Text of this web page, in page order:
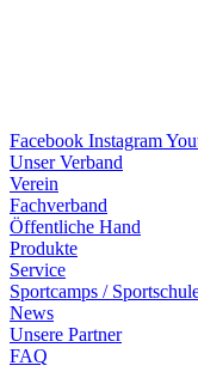
Facebook Instagram
Unser Verband
Verein
Fach­ver­band
Öffent­li­che Hand
Produkte
Service
Sport­camps /
News
Unsere Part­ner
FAQ